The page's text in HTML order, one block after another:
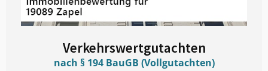
Verkehrswertgutachten
nach § 194 BauGB (Vollgutachten)